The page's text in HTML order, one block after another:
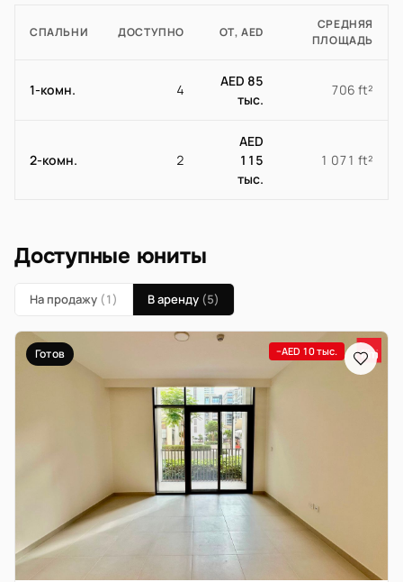
СПАЛЬНИ ДОСТУПНО ОТ, AED
СРЕДНЯЯ
ПЛОЩАДЬ
1-комн. 4
AED 85
тыс.
706 ft²
2-комн. 2
AED
115
тыс.
1 071 ft²
Доступные юниты
На продажу (1) В аренду (5)
Готов −AED 10 тыс.